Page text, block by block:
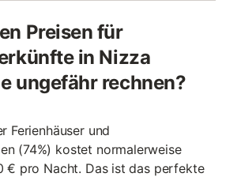
Preisen für
in Nizza
ungefähr rechnen?
Ferienhäuser und
(74%) kostet normalerweise
€ pro Nacht. Das ist das perfekte